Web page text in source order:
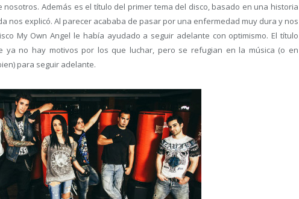
Además es el título del primer tema del disco, basado en una historia
nos explicó. Al parecer acababa de pasar por una enfermedad muy dura y nos
My Own Angel le había ayudado a seguir adelante con optimismo. El título
ya no hay motivos por los que luchar, pero se refugian en la música (o en
para seguir adelante.